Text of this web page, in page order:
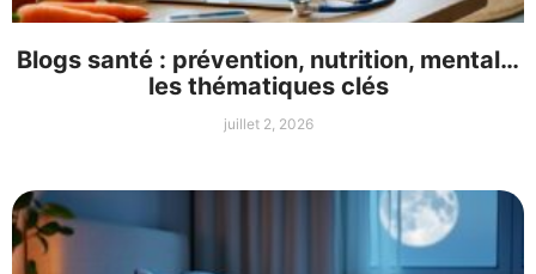
Blogs santé : prévention, nutrition, mental…
les thématiques clés
juillet 2, 2026